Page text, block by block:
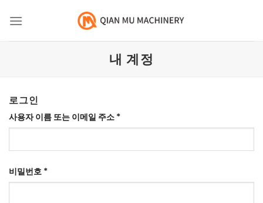
내 계정
로그인
사용자 이름 또는 이메일 주소 *필
수
비밀번호 *필
수